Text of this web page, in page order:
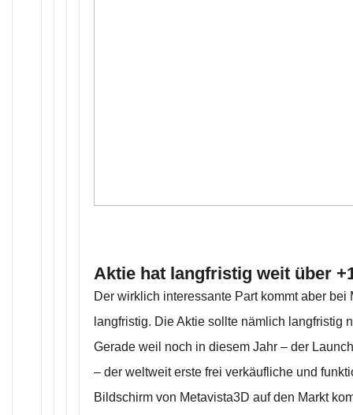
Aktie hat langfristig weit über
Der wirklich interessante Part kommt aber bei
langfristig. Die Aktie sollte nämlich langfristig
Gerade weil noch in diesem Jahr – der
– der weltweit erste frei verkäufliche und
Bildschirm von Metavista3D auf den Markt